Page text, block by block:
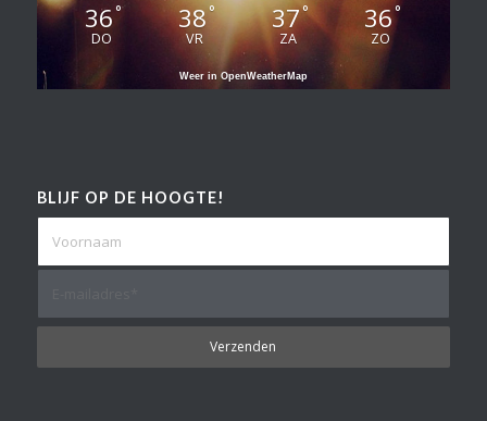
36°
DO
38°
VR
37°
ZA
36°
ZO
Weer in OpenWeatherMap
BLIJF OP DE HOOGTE!